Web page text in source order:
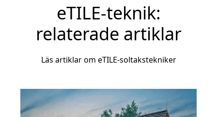
eTILE-teknik:
relaterade artiklar
Läs artiklar om eTILE-soltakstekniker